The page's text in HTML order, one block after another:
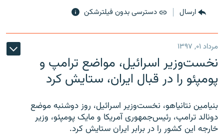
ارسال دسترسی بدون فیلترشکن
مرداد ۰۱, ۱۳۹۷
نخست‌وزیر اسرائیل، مواضع ترامپ و
پومپئو را در قبال ایران، ستایش کرد
بنیامین نتانیاهو، نخست‌وزیر اسرائیل، روز دوشنبه موضع
دونالد ترامپ، رئیس‌جمهوری آمریکا و مایک پومپئو، وزیر
خارجه این کشور را در برابر ایران ستایش کرد.